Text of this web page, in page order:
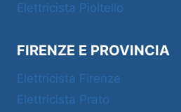
Elettricista Pioltello
FIRENZE E PROVINCIA
Elettricista Firenze
Elettricista Prato